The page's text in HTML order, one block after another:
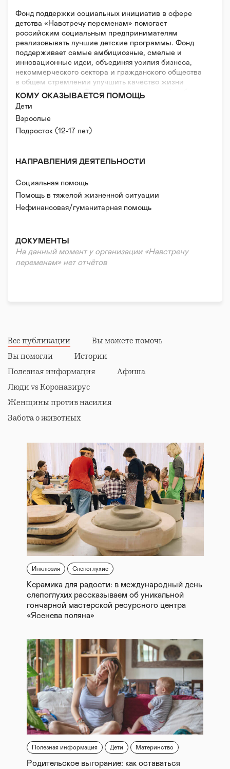
Фонд поддержки социальных инициатив в сфере
детства «Навстречу переменам» помогает
российским социальным предпринимателям
реализовывать лучшие детские программы. Фонд
поддерживает самые амбициозные, смелые и
инновационные идеи, объединяя усилия бизнеса,
некоммерческого сектора и гражданского общества
в общем стремлении улучшить качество жизни
российских детей. Фонд использует в своей работе
технологии и методики международной
благотворительной организации Reach for Change,
которая успешно осуществляет деятельность в 17
странах мира и помогает трансформировать
детей.
КОМУ ОКАЗЫВАЕТСЯ ПОМОЩЬ
Дети
Взрослые
Подросток (12-17 лет)
НАПРАВЛЕНИЯ ДЕЯТЕЛЬНОСТИ
Социальная помощь
Помощь в тяжелой жизненной ситуации
Нефинансовая/гуманитарная помощь
Правовая поддержка
Реабилитация и адаптация
ДОКУМЕНТЫ
На данный момент у организации «Навстречу
переменам» нет отчётов
Все публикации
Вы можете помочь
Вы помогли
Истории
Полезная информация
Афиша
Люди vs Коронавирус
Женщины против насилия
Забота о животных
Инклюзия Слепоглухие
Керамика для радости: в международный день
слепоглухих рассказываем об уникальной
гончарной мастерской ресурсного центра
«Ясенева поляна»
Полезная информация Дети Материнство
Родительское выгорание: как оставаться